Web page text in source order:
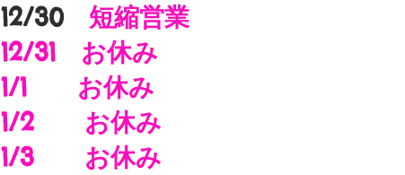
12/30 短縮営業
12/31　お休み
1/1　　お休み
1/2　　お休み
1/3　　お休み